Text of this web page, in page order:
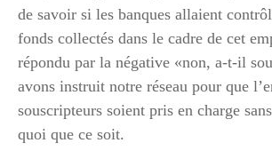
de savoir si les banques allaient
fonds collectés dans le cadre de cet
répondu par la négative «non, a-t-il
avons instruit notre réseau pour que
souscripteurs soient pris en charge
quoi que ce soit.